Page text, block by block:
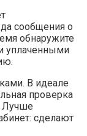
сообщения о
обнаружите
уплаченными
В идеале
проверка
Лучше
сделают